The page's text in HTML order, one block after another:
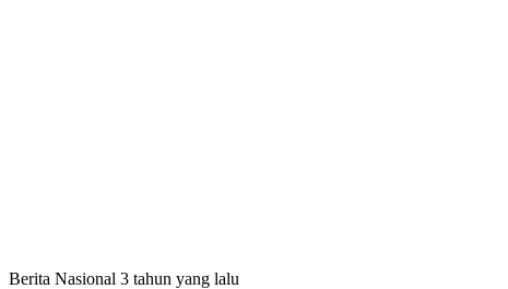
Berita Nasional 3 tahun yang lalu